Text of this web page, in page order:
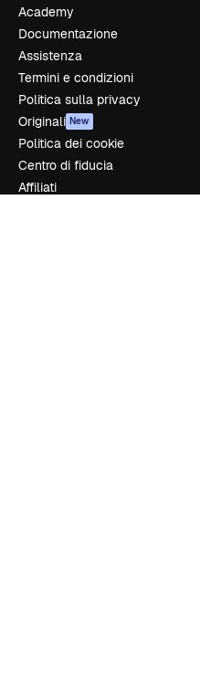
Academy
Documentazione
Assistenza
Termini e condizioni
Politica sulla privacy
Originali New
Politica dei cookie
Centro di fiducia
Affiliati